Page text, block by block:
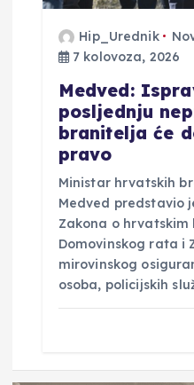
Hip_Urednik
7 kolovoza, 2026
Medved:
posljednju
branitelja će
pravo
Ministar hrvatskih
Medved predstavio
Zakona o
Domovinskog rata i
mirovinskog
osoba, policijskih